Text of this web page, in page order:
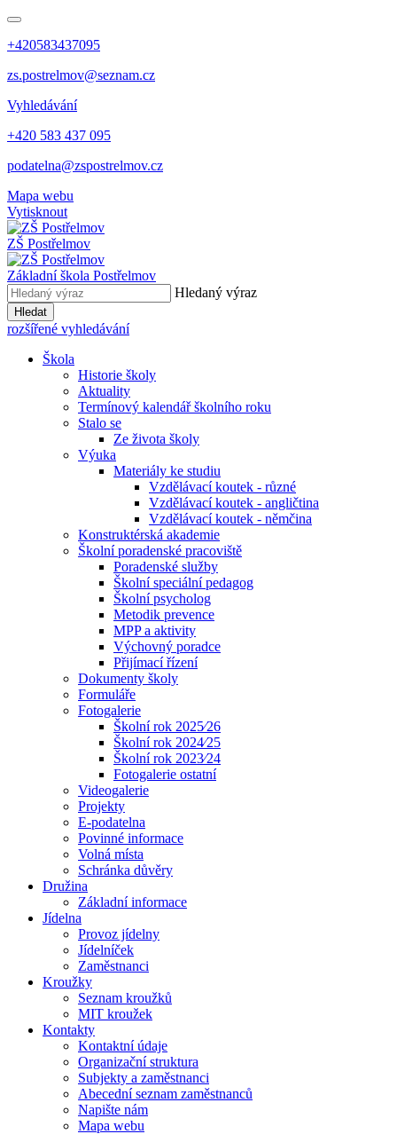
+420583437095
zs.postrelmov@seznam.cz
Vyhledávání
+420 583 437 095
podatelna@zspostrelmov.cz
Mapa webu
Vytisknout
ZŠ Postřelmov
Základní škola Postřelmov
Hledaný výraz
Hledat
rozšířené vyhledávání
Škola
Historie školy
Aktuality
Termínový kalendář školního roku
Stalo se
Ze života školy
Výuka
Materiály ke studiu
Vzdělávací koutek - různé
Vzdělávací koutek - angličtina
Vzdělávací koutek - němčina
Konstruktérská akademie
Školní poradenské pracoviště
Poradenské služby
Školní speciální pedagog
Školní psycholog
Metodik prevence
MPP a aktivity
Výchovný poradce
Přijímací řízení
Dokumenty školy
Formuláře
Fotogalerie
Školní rok 2025⁄26
Školní rok 2024⁄25
Školní rok 2023⁄24
Fotogalerie ostatní
Videogalerie
Projekty
E-podatelna
Povinné informace
Volná místa
Schránka důvěry
Družina
Základní informace
Jídelna
Provoz jídelny
Jídelníček
Zaměstnanci
Kroužky
Seznam kroužků
MIT kroužek
Kontakty
Kontaktní údaje
Organizační struktura
Subjekty a zaměstnanci
Abecední seznam zaměstnanců
Napište nám
Mapa webu